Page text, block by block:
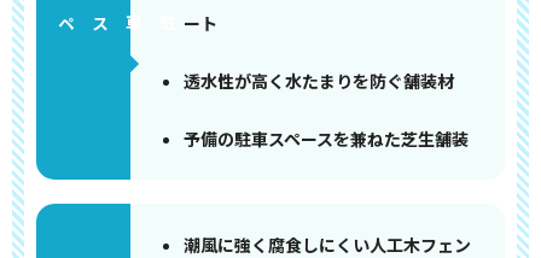
ート
透水性が高く水たまりを防ぐ舗装材
予備の駐車スペースを兼ねた芝生舗装
潮風に強く腐食しにくい人工木フェン